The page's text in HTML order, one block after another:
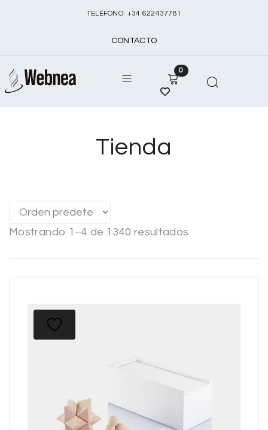
TELÉFONO: +34 622437781
CONTACTO
0
Tienda
Mostrando 1–4 de 1340 resultados